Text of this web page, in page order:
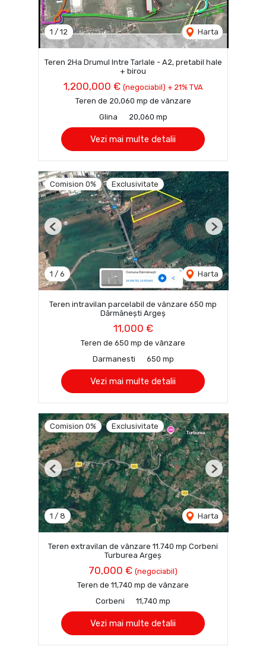
1 / 12 Harta
Teren 2Ha Drumul Intre Tarlale - A2, pretabil hale
+ birou
1,200,000 € (negociabil) + 21% TVA
Teren de 20,060 mp de vânzare
Glina
20,060 mp
Vezi mai multe detalii
Comision 0% Exclusivitate
1 / 6 Harta
Previous Next
Teren intravilan parcelabil de vânzare 650 mp
Dărmănești Argeș
11,000 €
Teren de 650 mp de vânzare
Darmanesti
650 mp
Vezi mai multe detalii
Comision 0% Exclusivitate
1 / 8 Harta
Previous Next
Teren extravilan de vânzare 11.740 mp Corbeni
Turburea Argeș
70,000 € (negociabil)
Teren de 11,740 mp de vânzare
Corbeni
11,740 mp
Vezi mai multe detalii